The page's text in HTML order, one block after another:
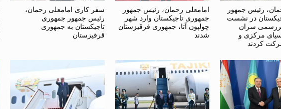
رئیس جمهور
در نشست
سران
مرکزی و
کردند
امامعلی رحمان، رئیس جمهور
جمهوری تاجیکستان وارد شهر
چولپون آتا، جمهوری قرقیزستان
شدند
سفر کاری امامعلی رحمان،
رئیس جمهور جمهوری
تاجیکستان به جمهوری
قرقیزستان